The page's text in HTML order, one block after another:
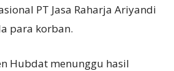
PT Jasa Raharja Ariyandi
para korban.
Hubdat menunggu hasil